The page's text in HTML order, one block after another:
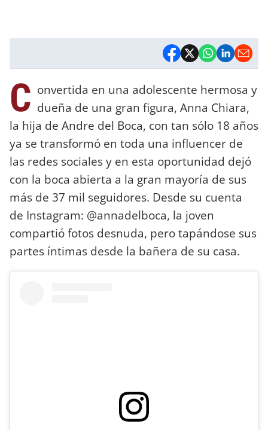
C onvertida en una adolescente hermosa y
dueña de una gran figura, Anna Chiara,
la hija de Andre del Boca, con tan sólo 18 años
ya se transformó en toda una influencer de
las redes sociales y en esta oportunidad dejó
con la boca abierta a la gran mayoría de sus
más de 37 mil seguidores. Desde su cuenta
de Instagram: @annadelboca, la joven
compartió fotos desnuda, pero tapándose sus
partes íntimas desde la bañera de su casa.